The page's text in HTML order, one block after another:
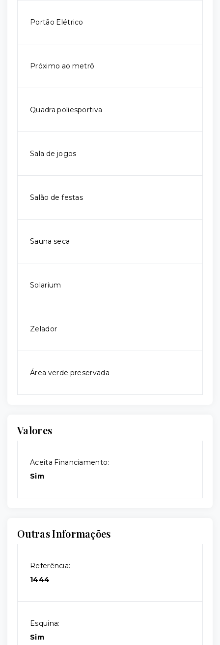
Portão Elétrico
Próximo ao metrô
Quadra poliesportiva
Sala de jogos
Salão de festas
Sauna seca
Solarium
Zelador
Área verde preservada
Valores
Aceita Financiamento:
Sim
Outras Informações
Referência:
1444
Esquina:
Sim